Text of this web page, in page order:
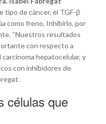
tipo de cáncer, el TGF-β
como freno. Inhibirlo, por
“Nuestros resultados
con respecto a
hepatocelular, y
con inhibidores de
células que